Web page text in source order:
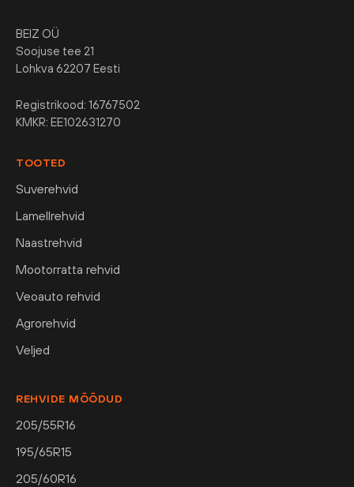
BEIZ OÜ
Soojuse tee 21
Lohkva 62207 Eesti
Registrikood: 16767502
KMKR: EE102631270
TOOTED
Suverehvid
Lamellrehvid
Naastrehvid
Mootorratta rehvid
Veoauto rehvid
Agrorehvid
Veljed
REHVIDE MÕÕDUD
205/55R16
195/65R15
205/60R16